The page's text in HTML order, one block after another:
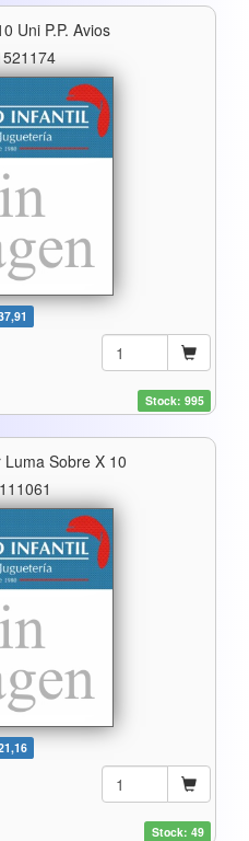
Uni P.p. Avios
Stock: 995
Luma Sobre X 10
Stock: 49